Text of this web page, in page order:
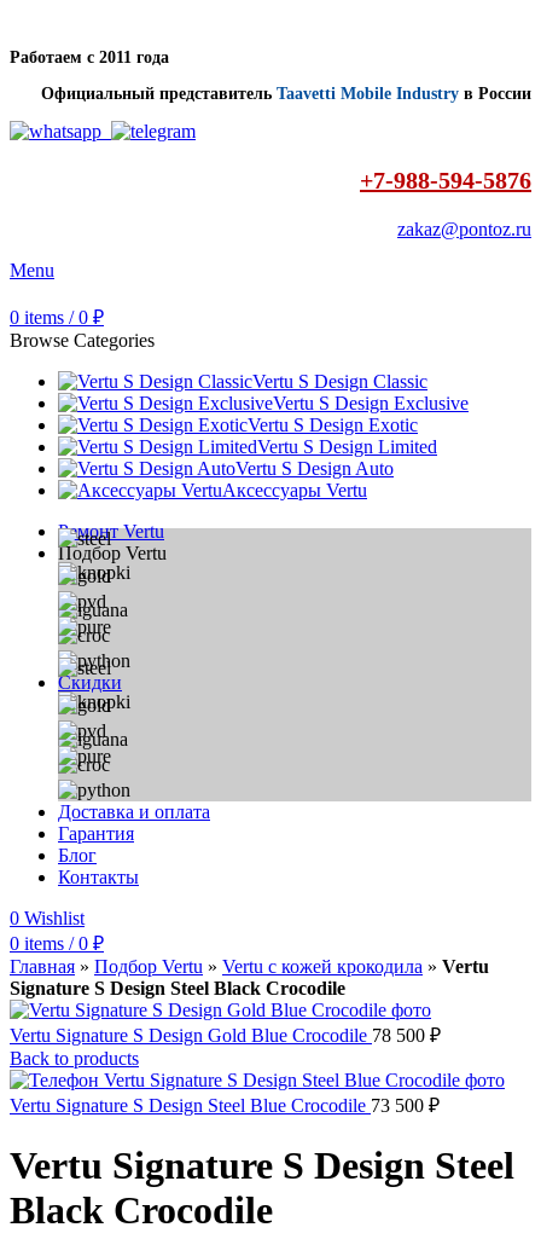
Работаем с 2011 года
Официальный представитель Taavetti Mobile Industry в России
+7-988-594-5876
zakaz@pontoz.ru
Menu
0 items / 0 ₽
Browse Categories
Vertu S Design Classic
Vertu S Design Exclusive
Vertu S Design Exotic
Vertu S Design Limited
Vertu S Design Auto
Аксессуары Vertu
Ремонт Vertu
Подбор Vertu
Скидки
Доставка и оплата
Гарантия
Блог
Контакты
0 Wishlist
0 items / 0 ₽
Главная » Подбор Vertu » Vertu с кожей крокодила » Vertu
Signature S Design Steel Black Crocodile
Vertu Signature S Design Gold Blue Crocodile 78 500 ₽
Back to products
Vertu Signature S Design Steel Blue Crocodile 73 500 ₽
Vertu Signature S Design Steel
Black Crocodile